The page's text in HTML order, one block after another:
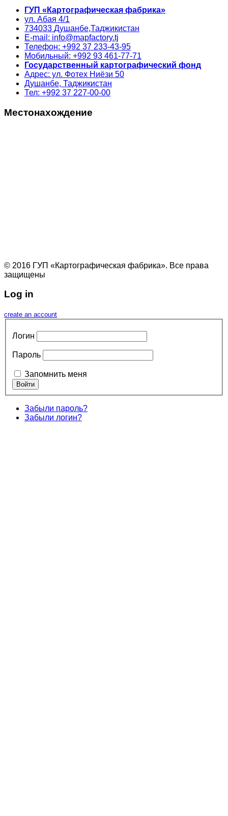
ГУП «Картографическая фабрика»
ул. Абая 4/1
734033 Душанбе,Таджикистан
E-mail: info@mapfactory.tj
Телефон: +992 37 233-43-95
Мобильный: +992 93 461-77-71
Государственный картографический фонд
Адрес: ул. Фотех Ниёзи 50
Душанбе, Таджикистан
Тел: +992 37 227-00-00
Местонахождение
© 2016 ГУП «Картографическая фабрика». Все права
защищены
Log in
create an account
Логин
Пароль
Запомнить меня
Забыли пароль?
Забыли логин?